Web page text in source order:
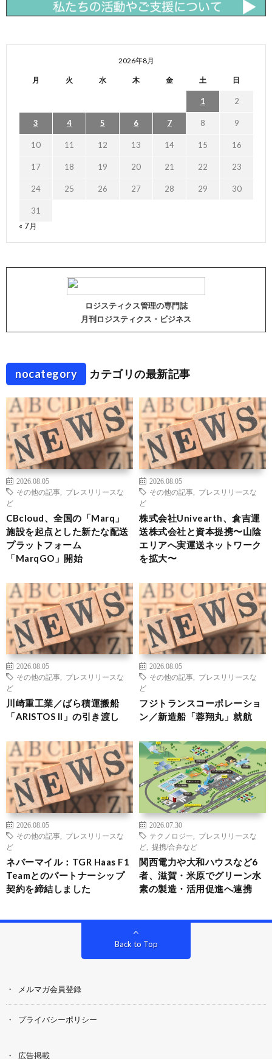
2026年8月
月 火 水 木 金 土 日
1 2
3 4 5 6 7 8 9
10 11 12 13 14 15 16
17 18 19 20 21 22 23
24 25 26 27 28 29 30
31
« 7月
ロジスティクス管理の専門誌
月刊ロジスティクス・ビジネス
nocategory カテゴリの最新記事
2026.08.05
その他の記事
プレスリリースな
ど
CBcloud、全国の「Marq」
施設を起点とした新たな配送
プラットフォーム
「MarqGO」開始
2026.08.05
その他の記事
プレスリリースな
ど
株式会社Univearth、倉吉運
送株式会社と資本提携〜山陰
エリアへ実運送ネットワーク
を拡大〜
2026.08.05
その他の記事
プレスリリースな
ど
川崎重工業／ばら積運搬船
「ARISTOS II」の引き渡し
2026.08.05
その他の記事
プレスリリースな
ど
フジトランスコーポレーショ
ン／新造船「蓉翔丸」就航
2026.08.05
その他の記事
プレスリリースな
ど
ネバーマイル：TGR Haas F1
Teamとのパートナーシップ
契約を締結しました
2026.07.30
テクノロジー
プレスリリースな
ど
提携/合弁など
関西電力や大和ハウスなど6
者、滋賀・米原でグリーン水
素の製造・活用促進へ連携
Back to Top
メルマガ会員登録
プライバシーポリシー
広告掲載